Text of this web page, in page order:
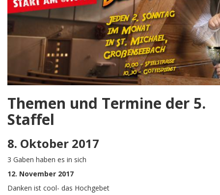
Themen und Termine der 5.
Staffel
8. Oktober 2017
3 Gaben haben es in sich
12. November 2017
Danken ist cool- das Hochgebet